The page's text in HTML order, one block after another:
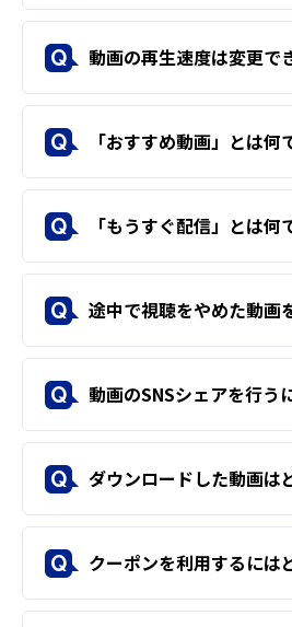
Q 動画の再生速度は変更で
Q 「おすすめ動画」とは何
Q 「もうすぐ配信」とは何
Q
Q
Q
Q